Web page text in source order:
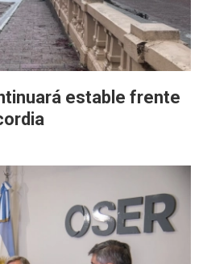
estable frente